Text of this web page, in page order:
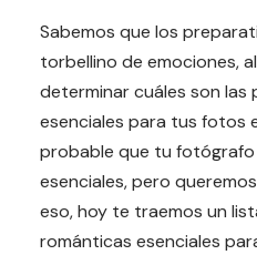
Sabemos que los
torbellino de emociones,
determinar cuáles son las
esenciales para tus fotos
probable que tu
esenciales, pero
eso, hoy te traemos un
románticas esenciales